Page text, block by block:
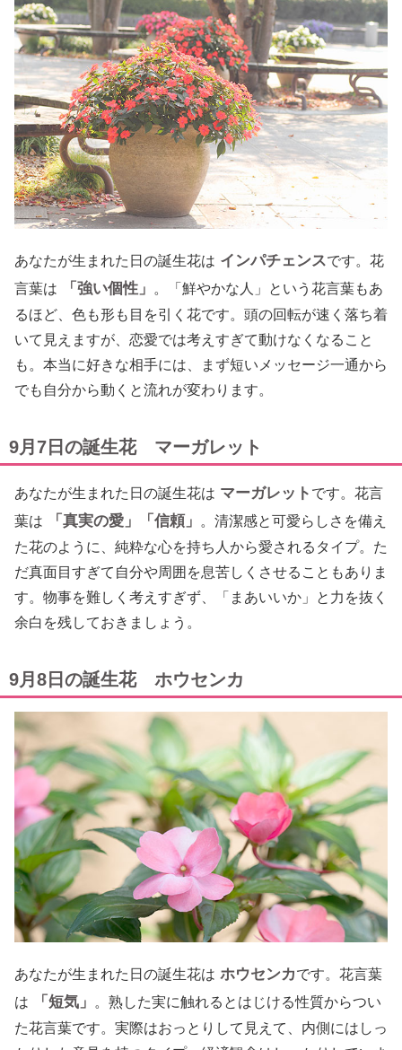
あなたが生まれた日の誕生花は インパチェンスです。花
言葉は
「強い個性」
。「鮮やかな人」という花言葉もあ
るほど、色も形も目を引く花です。頭の回転が速く落ち着
いて見えますが、恋愛では考えすぎて動けなくなること
も。本当に好きな相手には、まず短いメッセージ一通から
でも自分から動くと流れが変わります。
9月7日の誕生花 マーガレット
あなたが生まれた日の誕生花は マーガレット です。花言
葉は
「真実の愛」「信頼」
。清潔感と可愛らしさを備え
た花のように、純粋な心を持ち人から愛されるタイプ。た
だ真面目すぎて自分や周囲を息苦しくさせることもありま
す。物事を難しく考えすぎず、「まあいいか」と力を抜く
余白を残しておきましょう。
9月8日の誕生花 ホウセンカ
あなたが生まれた日の誕生花は ホウセンカです。花言葉
は
「短気」
。熟した実に触れるとはじける性質からつい
た花言葉です。実際はおっとりして見えて、内側にはしっ